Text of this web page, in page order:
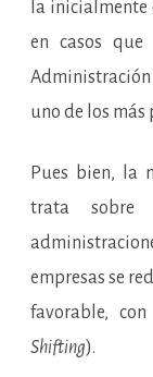
la inicialmente
en casos
Administración
uno de los
Pues bien, la
trata sobre
empresas se
favorable,
Shifting).